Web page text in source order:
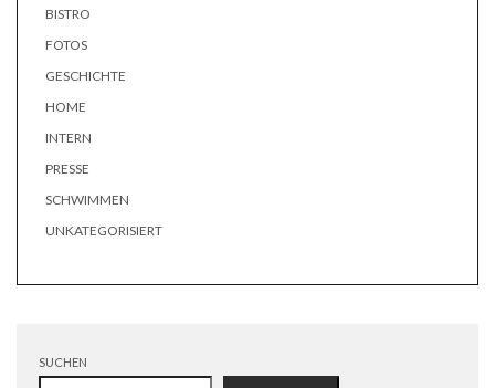
BISTRO
FOTOS
GESCHICHTE
HOME
INTERN
PRESSE
SCHWIMMEN
UNKATEGORISIERT
SUCHEN